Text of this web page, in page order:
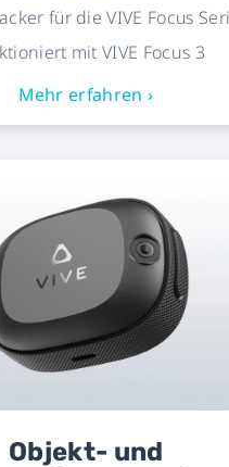
für die VIVE Focus
mit VIVE Focus 3
Mehr erfahren ›
Objekt- und